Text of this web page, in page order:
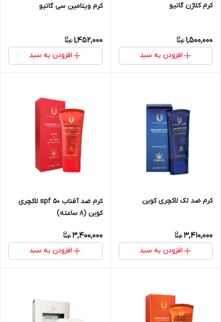
کرم کلاژن گاتیو
1,500,000
افزودن به سبد
کرم ویتامین سی گاتیو
1,452,000
افزودن به سبد
کرم ضد لک لاکچری کوین
3,410,000
افزودن به سبد
کرم ضد آفتاب spf ۵۰ لاکچری
کوین (8 ساعته)
3,400,000
افزودن به سبد